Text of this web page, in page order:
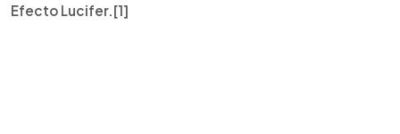
Efecto Lucifer.[1]